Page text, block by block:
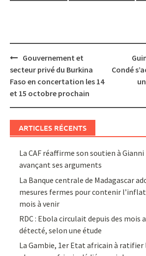
Post
navigation
Gouvernement et
secteur privé du Burkina
Faso en concertation les 14
et 15 octobre prochain
Condé
ARTICLES RÉCENTS
La CAF réaffirme son soutien à
avançant ses arguments
La Banque centrale de Madagascar
mesures fermes pour contenir
mois à venir
RDC : Ebola circulait depuis des mois
détecté, selon une étude
La Gambie, 1er Etat africain à